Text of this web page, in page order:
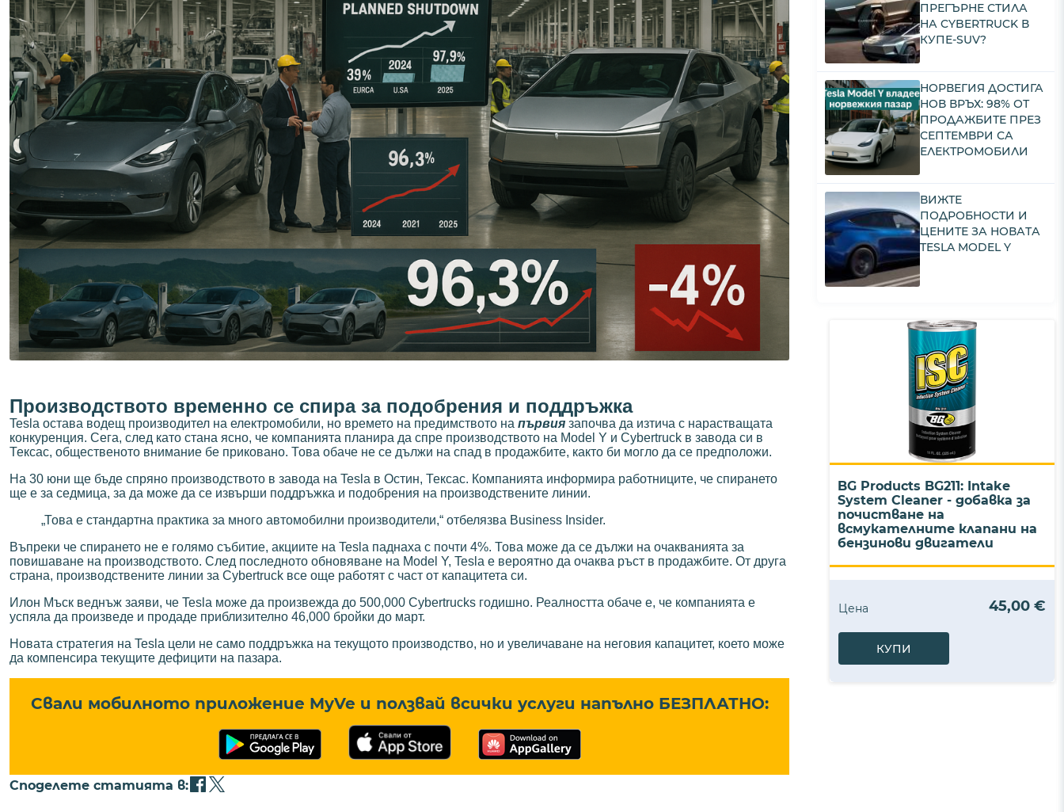
Производството временно се спира за подобрения и поддръжка
Tesla остава водещ производител на електромобили, но времето на предимството на първия започва да изтича с нарастващата
конкуренция. Сега, след като стана ясно, че компанията планира да спре производството на Model Y и Cybertruck в завода си в
Тексас, общественото внимание бе приковано. Това обаче не се дължи на спад в продажбите, както би могло да се предположи.
На 30 юни ще бъде спряно производството в завода на Tesla в Остин, Тексас. Компанията информира работниците, че спирането
ще е за седмица, за да може да се извърши поддръжка и подобрения на производствените линии.
„Това е стандартна практика за много автомобилни производители,“ отбелязва Business Insider.
Въпреки че спирането не е голямо събитие, акциите на Tesla паднаха с почти 4%. Това може да се дължи на очакванията за
повишаване на производството. След последното обновяване на Model Y, Tesla е вероятно да очаква ръст в продажбите. От друга
страна, производствените линии за Cybertruck все още работят с част от капацитета си.
Илон Мъск веднъж заяви, че Tesla може да произвежда до 500,000 Cybertrucks годишно. Реалността обаче е, че компанията е
успяла да произведе и продаде приблизително 46,000 бройки до март.
Новата стратегия на Tesla цели не само поддръжка на текущото производство, но и увеличаване на неговия капацитет, което може
да компенсира текущите дефицити на пазара.
Свали мобилното приложение MyVe и ползвай всички услуги напълно БЕЗПЛАТНО:
Споделете статията в:
ПРЕГЪРНЕ СТИЛА
НА CYBERTRUCK В
КУПЕ-SUV?
НОРВЕГИЯ ДОСТИГА
НОВ ВРЪХ: 98% ОТ
ПРОДАЖБИТЕ ПРЕЗ
СЕПТЕМВРИ СА
ЕЛЕКТРОМОБИЛИ
ВИЖТЕ
ПОДРОБНОСТИ И
ЦЕНИТЕ ЗА НОВАТА
TESLA MODEL Y
BG Products BG211: Intake
System Cleaner - добавка за
почистване на
всмукателните клапани на
бензинови двигатели
Цена 45,00 €
КУПИ